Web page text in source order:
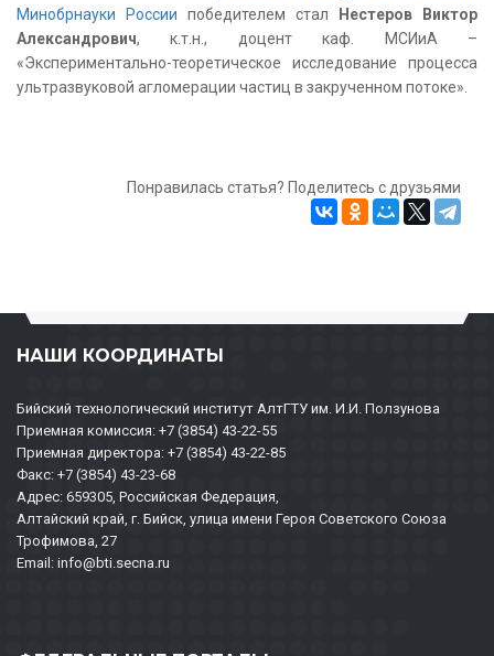
Минобрнауки России победителем стал
Нестеров Виктор
Александрович, к.т.н., доцент каф. МСИиА –
«Экспериментально-теоретическое исследование процесса
ультразвуковой агломерации частиц в закрученном потоке».
Понравилась статья? Поделитесь с друзьями
НАШИ КООРДИНАТЫ
Бийский технологический институт АлтГТУ им. И.И. Ползунова
Приемная комиссия: +7 (3854) 43-22-55
Приемная директора: +7 (3854) 43-22-85
Факс: +7 (3854) 43-23-68
Адрес: 659305, Российская Федерация,
Алтайский край, г. Бийск, улица имени Героя Советского Союза
Трофимова, 27
Email: info@bti.secna.ru